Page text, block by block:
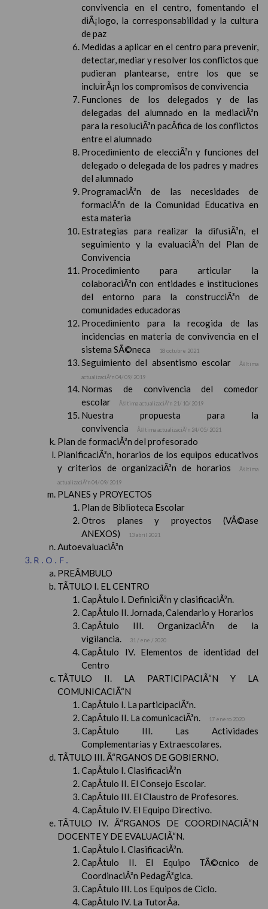
convivencia en el centro, fomentando el
diÃ¡logo, la corresponsabilidad y la cultura
de paz
Medidas a aplicar en el centro para prevenir,
detectar, mediar y resolver los conflictos que
pudieran plantearse, entre los que se
incluirÃ¡n los compromisos de convivencia
Funciones de los delegados y de las
delegadas del alumnado en la mediaciÃ³n
para la resoluciÃ³n pacÃ­fica de los conflictos
entre el alumnado
Procedimiento de elecciÃ³n y funciones del
delegado o delegada de los padres y madres
del alumnado
ProgramaciÃ³n de las necesidades de
formaciÃ³n de la Comunidad Educativa en
esta materia
Estrategias para realizar la difusiÃ³n, el
seguimiento y la evaluaciÃ³n del Plan de
Convivencia
Procedimiento para articular la
colaboraciÃ³n con entidades e instituciones
del entorno para la construcciÃ³n de
comunidades educadoras
Procedimiento para la recogida de las
incidencias en materia de convivencia en el
sistema SÃ©neca
18 octubre 2021
Seguimiento del absentismo escolar
Ãšltima
actualizaciÃ³n 04/ 09/ 2019
Normas de convivencia del comedor
escolar
Ãšltima actualizaciÃ³n 21/ 10/ 2019
Nuestra propuesta para la
convivencia
Ãšltima actualizaciÃ³n 24/ 05/ 2021
Plan de formaciÃ³n del profesorado
PlanificaciÃ³n, horarios de los equipos educativos
y criterios de organizaciÃ³n de horarios
Ãšltima
actualizaciÃ³n 04/ 09/ 2019
PLANES y PROYECTOS
Plan de Biblioteca Escolar
Otros planes y proyectos (VÃ©ase
ANEXOS)
13 abril 2021
AutoevaluaciÃ³n
R.O.F.
PREÃMBULO
TÃTULO I. EL CENTRO
CapÃ­tulo I. DefiniciÃ³n y clasificaciÃ³n.
CapÃ­tulo II. Jornada, Calendario y Horarios
CapÃ­tulo III. OrganizaciÃ³n de la
vigilancia.
31 / ene / 2020
CapÃ­tulo IV. Elementos de identidad del
Centro
TÃTULO II. LA PARTICIPACIÃ“N Y LA
COMUNICACIÃ“N
CapÃ­tulo I. La participaciÃ³n.
CapÃ­tulo II. La comunicaciÃ³n.
17 enero 2020
CapÃ­tulo III. Las Actividades
Complementarias y Extraescolares.
TÃTULO III. Ã“RGANOS DE GOBIERNO.
CapÃ­tulo I. ClasificaciÃ³n
CapÃ­tulo II. El Consejo Escolar.
CapÃ­tulo III. El Claustro de Profesores.
CapÃ­tulo IV. El Equipo Directivo.
TÃTULO IV. Ã“RGANOS DE COORDINACIÃ“N
DOCENTE Y DE EVALUACIÃ“N.
CapÃ­tulo I. ClasificaciÃ³n.
CapÃ­tulo II. El Equipo TÃ©cnico de
CoordinaciÃ³n PedagÃ³gica.
CapÃ­tulo III. Los Equipos de Ciclo.
CapÃ­tulo IV. La TutorÃ­a.